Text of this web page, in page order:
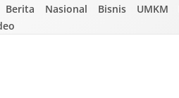
Berita Nasional Bisnis UMKM